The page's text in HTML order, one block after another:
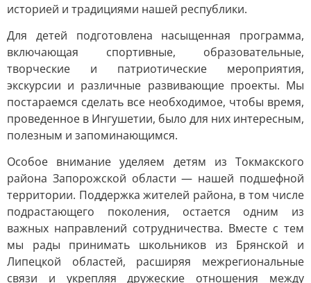
историей и традициями нашей республики.
Для детей подготовлена насыщенная программа,
включающая спортивные, образовательные,
творческие и патриотические мероприятия,
экскурсии и различные развивающие проекты. Мы
постараемся сделать все необходимое, чтобы время,
проведенное в Ингушетии, было для них интересным,
полезным и запоминающимся.
Особое внимание уделяем детям из Токмакского
района Запорожской области — нашей подшефной
территории. Поддержка жителей района, в том числе
подрастающего поколения, остается одним из
важных направлений сотрудничества. Вместе с тем
мы рады принимать школьников из Брянской и
Липецкой областей, расширяя межрегиональные
связи и укрепляя дружеские отношения между